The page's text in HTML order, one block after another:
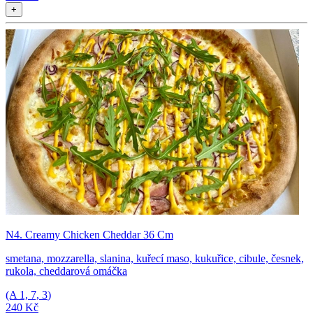
+
N4. Creamy Chicken Cheddar 36 Cm
smetana, mozzarella, slanina, kuřecí maso, kukuřice, cibule, česnek,
rukola, cheddarová omáčka
(A 1, 7, 3)
240 Kč